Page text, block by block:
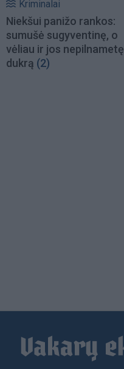
Kriminalai
Niekšui panižo rankos:
sumušė sugyventinę, o
vėliau ir jos nepilnametę
dukrą (2)